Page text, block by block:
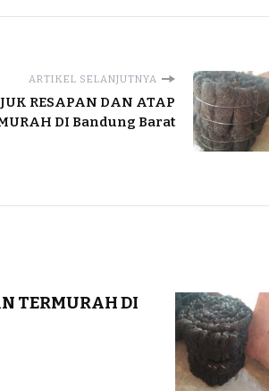
ARTIKEL SELANJUTNYA
RESAPAN DAN ATAP
DI Bandung Barat
TERMURAH DI